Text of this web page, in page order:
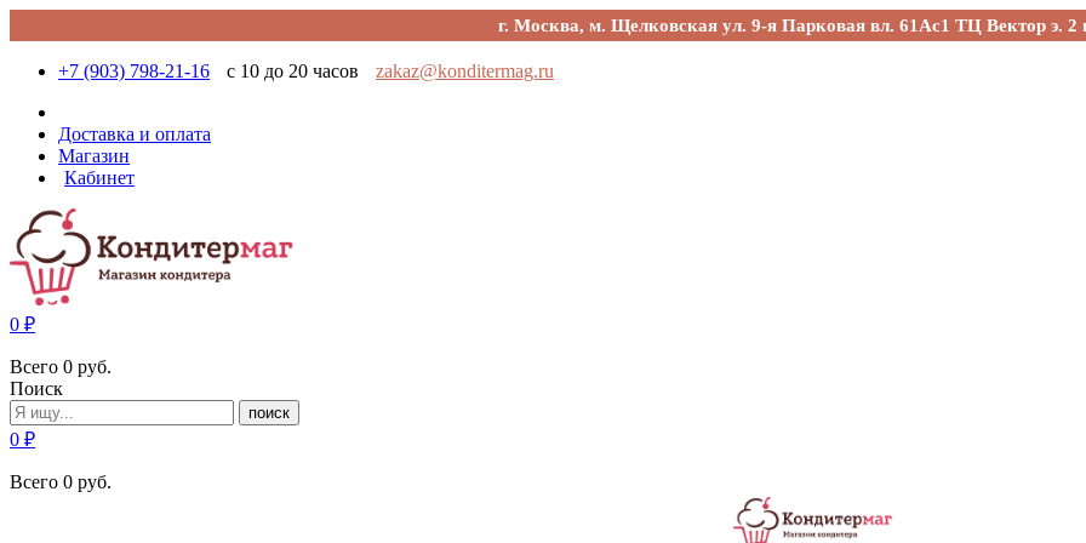
г. Москва, м. Щелковская ул. 9-я Парковая вл. 61Ас1 ТЦ Вектор э. 2
+7 (903) 798-21-16 с 10 до 20 часов zakaz@konditermag.ru
Доставка и оплата
Магазин
Кабинет
0 ₽
Всего 0 руб.
Поиск
поиск
0 ₽
Всего 0 руб.